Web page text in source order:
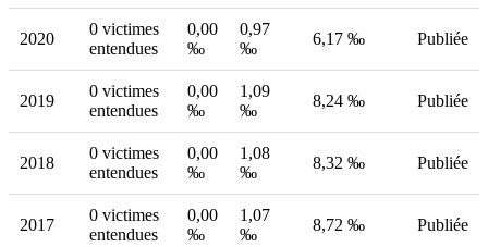
2020
0 victimes
entendues
0,00
‰
0,97
‰
6,17 ‰ Publiée
2019
0 victimes
entendues
0,00
‰
1,09
‰
8,24 ‰ Publiée
2018
0 victimes
entendues
0,00
‰
1,08
‰
8,32 ‰ Publiée
2017
0 victimes
entendues
0,00
‰
1,07
‰
8,72 ‰ Publiée